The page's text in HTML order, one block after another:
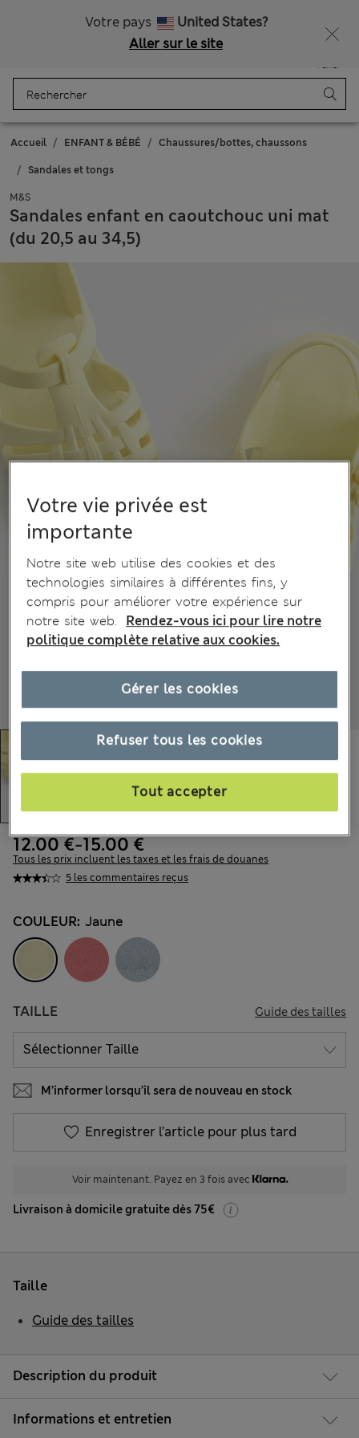
Votre pays
United States?
Aller sur le site
Panier
Accueil ENFANT & BÉBÉ Chaussures/bottes, chaussons
Sandales et tongs
M&S
Sandales enfant en caoutchouc uni mat
(du 20,5 au 34,5)
5 les commentaires reçus
12.00 €-15.00 €
Tous les prix incluent les taxes et les frais de douanes
COULEUR: Jaune
TAILLE Guide des tailles
M’informer lorsqu’il sera de nouveau en stock
Enregistrer l’article pour plus tard
Voir maintenant. Payez en 3 fois avec
Livraison à domicile gratuite dès 75€
Description du produit
Informations et entretien
Taille
Guide des tailles
Votre vie privée est
importante
Notre site web utilise des cookies et des
technologies similaires à différentes fins, y
compris pour améliorer votre expérience sur
notre site web.
Rendez-vous ici pour lire notre
politique complète relative aux cookies.
Refuser tous les cookies
Tout accepter
Gérer les cookies